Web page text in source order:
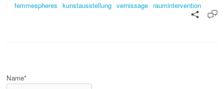
femmespheres
kunstausstellung vernissage raumintervention
Name*